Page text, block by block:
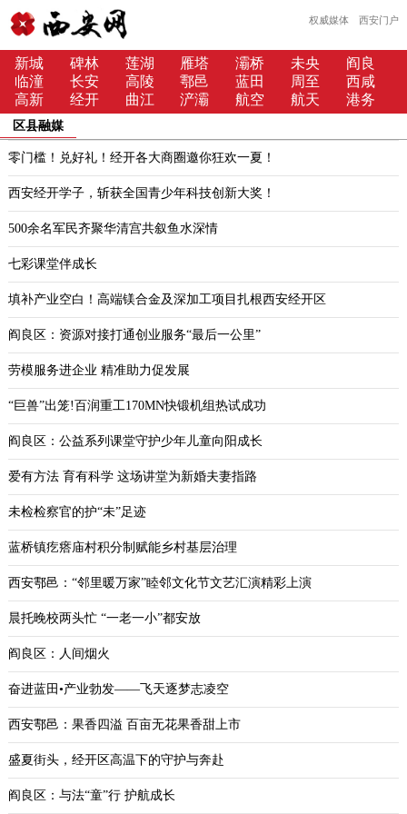
权威媒体 西安门户
新城 碑林 莲湖 雁塔 灞桥 未央
阎良
临潼
长安 高陵 鄠邑 蓝田 周至
西咸
高新
经开 曲江 浐灞 航空 航天 港务
区县融媒
零门槛！兑好礼！经开各大商圈邀你狂欢一夏！
西安经开学子，斩获全国青少年科技创新大奖！
500余名军民齐聚华清宫共叙鱼水深情
七彩课堂伴成长
填补产业空白！高端镁合金及深加工项目扎根西安经开区
阎良区：资源对接打通创业服务“最后一公里”
劳模服务进企业 精准助力促发展
“巨兽”出笼!百润重工170MN快锻机组热试成功
阎良区：公益系列课堂守护少年儿童向阳成长
爱有方法 育有科学 这场讲堂为新婚夫妻指路
未检检察官的护“未”足迹
蓝桥镇疙瘩庙村积分制赋能乡村基层治理
西安鄠邑：“邻里暖万家”睦邻文化节文艺汇演精彩上演
晨托晚校两头忙 “一老一小”都安放
阎良区：人间烟火
奋进蓝田•产业勃发——飞天逐梦志凌空
西安鄠邑：果香四溢 百亩无花果香甜上市
盛夏街头，经开区高温下的守护与奔赴
阎良区：与法“童”行 护航成长